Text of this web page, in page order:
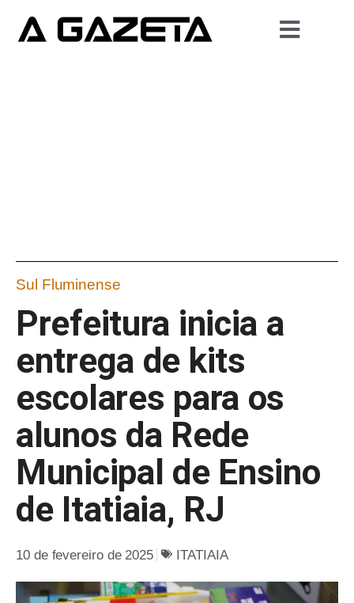
Sul Fluminense
Prefeitura inicia a
entrega de kits
escolares para os
alunos da Rede
Municipal de Ensino
de Itatiaia, RJ
10 de fevereiro de 2025 ITATIAIA